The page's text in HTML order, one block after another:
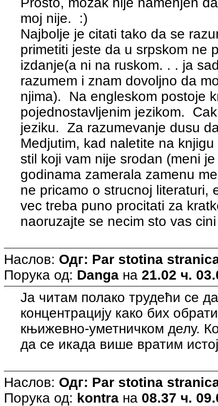
moj nije. :)
Najbolje je citati tako da se
primetiti jeste da u srpskom ne
izdanje(a ni na ruskom. . . ja
razumem i znam dovoljno da
njima). Na engleskom postoje
pojednostavljenim jezikom.
jeziku. Za razumevanje dusu
Medjutim, kad naletite na
stil koji vam nije srodan (meni
godinama zamerala zamenu
ne pricamo o strucnoj
vec treba puno procitati za
naoruzajte se necim sto vas
Наслов: Одг: Par stotina
Порука од: Danga на 21.02 ч.
Ја читам полако трудећи се
концентрацију како бих
књижевно-уметничком делу.
да се икада више вратим
Наслов: Одг: Par stotina
Порука од: kontra на 08.37 ч.